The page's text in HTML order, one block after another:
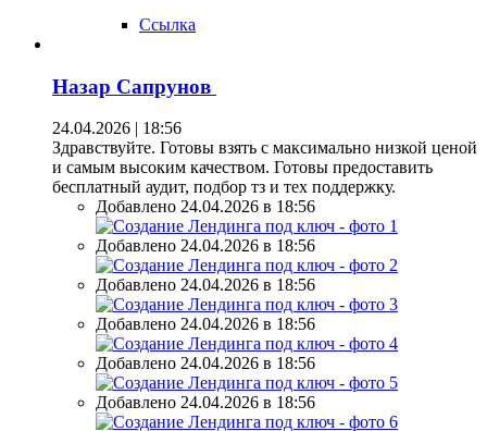
Ссылка
Назар Сапрунов
24.04.2026 | 18:56
Здравствуйте. Готовы взять с максимально низкой ценой
и самым высоким качеством. Готовы предоставить
бесплатный аудит, подбор тз и тех поддержку.
Добавлено 24.04.2026 в 18:56
Добавлено 24.04.2026 в 18:56
Добавлено 24.04.2026 в 18:56
Добавлено 24.04.2026 в 18:56
Добавлено 24.04.2026 в 18:56
Добавлено 24.04.2026 в 18:56